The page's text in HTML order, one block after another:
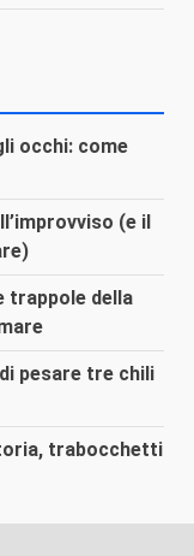
occhi: come
(e il
trappole della
pesare tre chili
trabocchetti